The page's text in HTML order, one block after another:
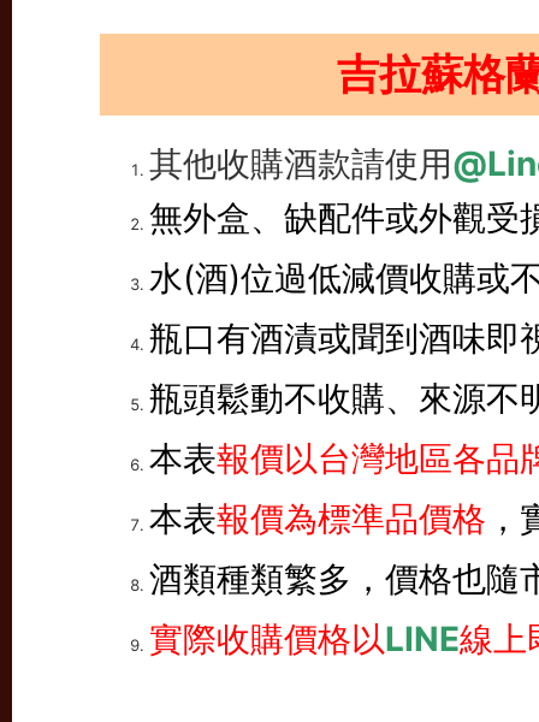
吉拉蘇格
其他收購酒款請使用
無外盒、缺配件或外觀受
水(酒)位過低減價收購或
瓶口有酒漬或聞到酒味即
瓶頭鬆動不收購、來源不
本表報價以台灣地區各品
本表報價為標準品價格
酒類種類繁多，價格也隨
實際收購價格以LINE線上